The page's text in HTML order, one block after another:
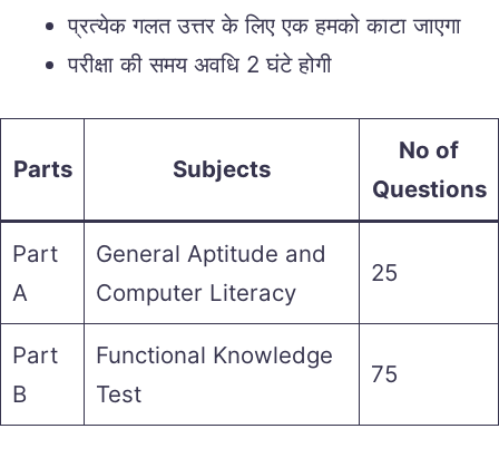
प्रत्येक गलत उत्तर के लिए एक हमको काटा जाएगा
परीक्षा की समय अवधि 2 घंटे होगी
Parts Subjects
No of
Questions
Part
A
General Aptitude and
Computer Literacy
25
Part
B
Functional Knowledge
Test
75